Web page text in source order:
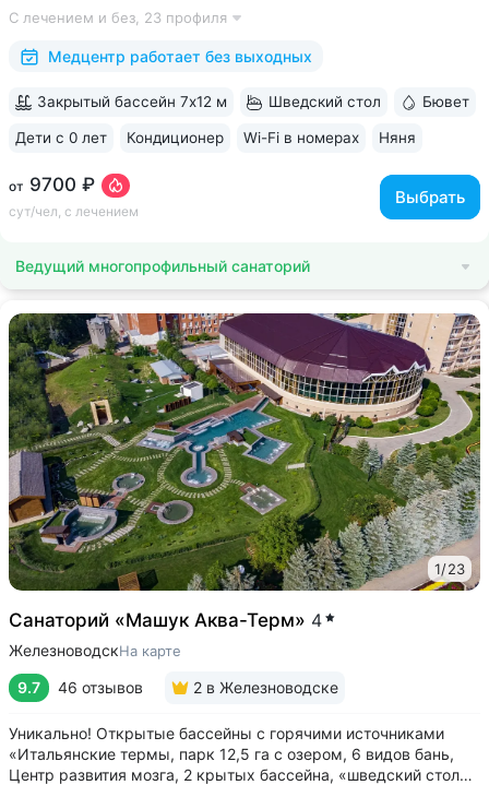
«Славяновская» • Все в одном здании: не нужно выходить
на улицу, чтобы получить лечение,...
С лечением и без, 23 профиля
Медцентр работает без выходных
от 9700 ₽
сут/чел, с лечением
Выбрать
Закрытый бассейн 7х12 м Шведский стол Бювет
Дети с 0 лет Кондиционер Wi-Fi в номерах Няня
ещё 6
Ведущий многопрофильный санаторий
1/23
Санаторий «Машук Аква-Терм» 4
ЖелезноводскНа карте
9.7 46 отзывов 2 в Железноводске
Уникально! Открытые бассейны с горячими источниками
«Итальянские термы, парк 12,5 га с озером, 6 видов бань,
Центр развития мозга, 2 крытых бассейна, «шведский стол»